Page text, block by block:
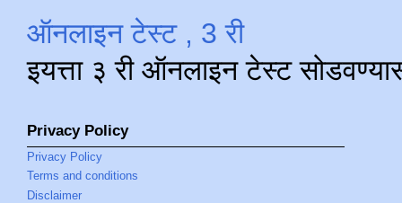
ऑनलाइन टेस्ट , 3 री
इयत्ता ३ री ऑनलाइन टेस्ट
Privacy Policy
Privacy Policy
Terms and conditions
Disclaimer